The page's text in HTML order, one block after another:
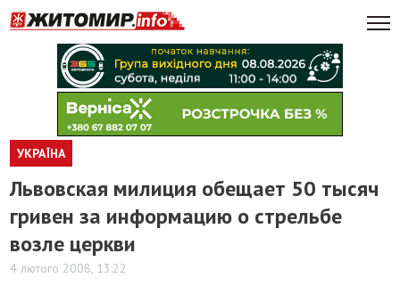
УКРАЇНА
Львовская милиция обещает 50 тысяч
гривен за информацию о стрельбе
возле церкви
4 лютого 2008, 13:22